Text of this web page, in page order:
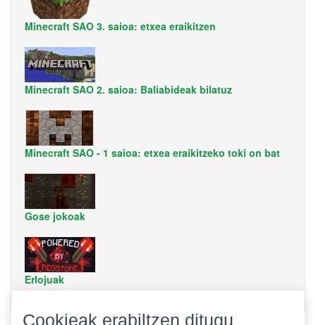
Minecraft SAO 3. saioa: etxea eraikitzen
Minecraft SAO 2. saioa: Baliabideak bilatuz
Minecraft SAO - 1 saioa: etxea eraikitzeko toki on bat
Gose jokoak
Erlojuak
Cookieak erabiltzen ditugu